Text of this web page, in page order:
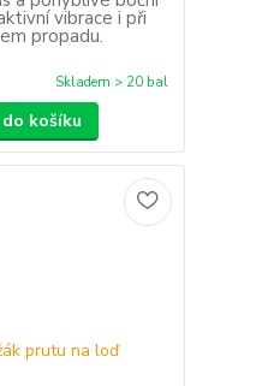
vibrace i při
propadu.
Skladem > 20 bal
košíku